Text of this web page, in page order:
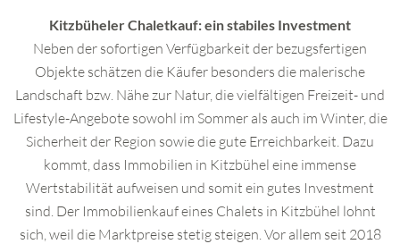
Kitzbüheler Chaletkauf: ein stabiles Investment
Neben der sofortigen Verfügbarkeit der bezugsfertigen
Objekte schätzen die Käufer besonders die malerische
Landschaft bzw. Nähe zur Natur, die vielfältigen Freizeit- und
Lifestyle-Angebote sowohl im Sommer als auch im Winter, die
Sicherheit der Region sowie die gute Erreichbarkeit. Dazu
kommt, dass Immobilien in Kitzbühel eine immense
Wertstabilität aufweisen und somit ein gutes Investment
sind. Der Immobilienkauf eines Chalets in Kitzbühel lohnt
sich, weil die Marktpreise stetig steigen. Vor allem seit 2018
NEWSLETTER
Sie möchten laufend über unsere
exklusiven Immobilien und Neuzugänge
informiert sein?
Melden Sie sich jetzt zu unserem
Newsletter an und treten Sie ein in die
Welt von LIVING DELUXE.